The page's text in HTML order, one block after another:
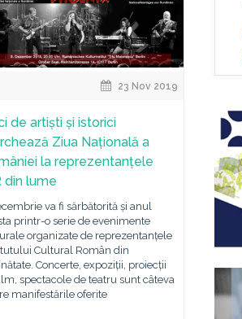
23 Nov 2019
de artiști și istorici
Ziua Națională a
la reprezentanțele
din lume
va fi sărbătorită și anul
printr-o serie de evenimente
organizate de reprezentanțele
Cultural Român din
Concerte, expoziții, proiecții
spectacole de teatru sunt câteva
manifestările oferite